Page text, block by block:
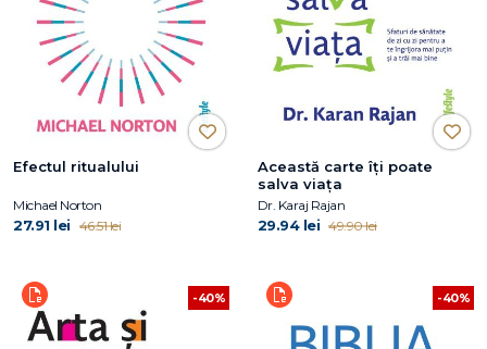
Efectul ritualului
Michael Norton
27.91 lei 46.51 lei
Această carte îți poate
salva viața
Dr. Karaj Rajan
29.94 lei 49.90 lei
-40% -40%